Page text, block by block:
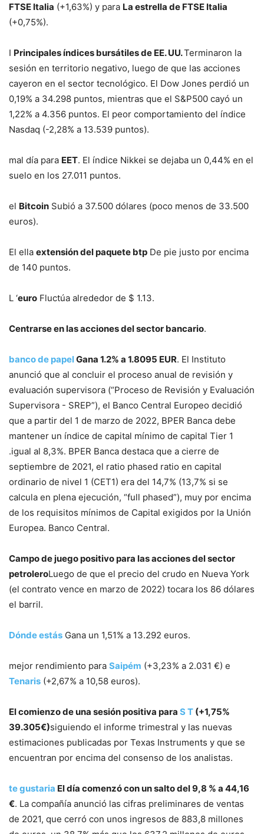
FTSE Italia (+1,63%) y para La estrella de FTSE Italia
(+0,75%).
I Principales índices bursátiles de EE. UU.Terminaron la
sesión en territorio negativo, luego de que las acciones
cayeron en el sector tecnológico. El Dow Jones perdió un
0,19% a 34.298 puntos, mientras que el S&P500 cayó un
1,22% a 4.356 puntos. El peor comportamiento del índice
Nasdaq (-2,28% a 13.539 puntos).
mal día para EET. El índice Nikkei se dejaba un 0,44% en el
suelo en los 27.011 puntos.
el Bitcoin Subió a 37.500 dólares (poco menos de 33.500
euros).
El ella extensión del paquete btp De pie justo por encima
de 140 puntos.
L ‘euro Fluctúa alrededor de $ 1.13.
Centrarse en las acciones del sector bancario.
banco de papelGana 1.2% a 1.8095 EUR. El Instituto
anunció que al concluir el proceso anual de revisión y
evaluación supervisora ​​(“Proceso de Revisión y Evaluación
Supervisora ​​- SREP”), el Banco Central Europeo decidió
que a partir del 1 de marzo de 2022, BPER Banca debe
mantener un índice de capital mínimo de capital Tier 1
.igual al 8,3%. BPER Banca destaca que a cierre de
septiembre de 2021, el ratio phased ratio en capital
ordinario de nivel 1 (CET1) era del 14,7% (13,7% si se
calcula en plena ejecución, “full phased”), muy por encima
de los requisitos mínimos de Capital exigidos por la Unión
Europea. Banco Central.
Campo de juego positivo para las acciones del sector
petroleroLuego de que el precio del crudo en Nueva York
(el contrato vence en marzo de 2022) tocara los 86 dólares
el barril.
Dónde estás Gana un 1,51% a 13.292 euros.
mejor rendimiento para Saipém (+3,23% a 2.031 €) e
Tenaris (+2,67% a 10,58 euros).
El comienzo de una sesión positiva para S T (+1,75%
39.305€)siguiendo el informe trimestral y las nuevas
estimaciones publicadas por Texas Instruments y que se
encuentran por encima del consenso de los analistas.
te gustaria El día comenzó con un salto del 9,8 % a 44,16
€. La compañía anunció las cifras preliminares de ventas
de 2021, que cerró con unos ingresos de 883,8 millones